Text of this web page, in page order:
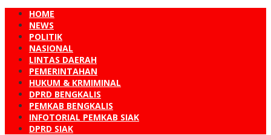
HOME
NEWS
POLITIK
NASIONAL
LINTAS DAERAH
PEMERINTAHAN
HUKUM & KRMIMINAL
DPRD BENGKALIS
PEMKAB BENGKALIS
INFOTORIAL PEMKAB SIAK
DPRD SIAK